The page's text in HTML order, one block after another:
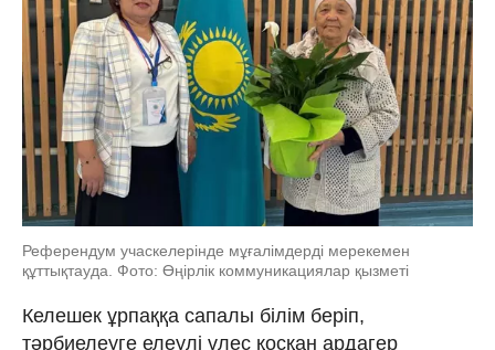
Референдум учаскелерінде мұғалімдерді мерекемен
құттықтауда. Фото: Өңірлік коммуникациялар қызметі
Келешек ұрпаққа сапалы білім беріп,
тәрбиелеуге елеулі үлес қосқан ардагер